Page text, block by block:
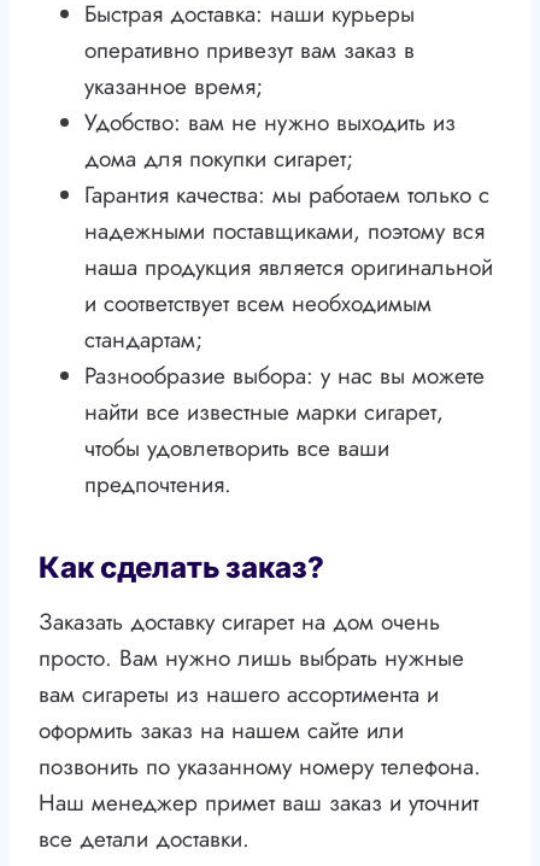
Быстрая доставка: наши курьеры
оперативно привезут вам заказ в
указанное время;
Удобство: вам не нужно выходить из
дома для покупки сигарет;
Гарантия качества: мы работаем только с
надежными поставщиками, поэтому вся
наша продукция является оригинальной
и соответствует всем необходимым
стандартам;
Разнообразие выбора: у нас вы можете
найти все известные марки сигарет,
чтобы удовлетворить все ваши
предпочтения.
Как сделать заказ?
Заказать доставку сигарет на дом очень
просто. Вам нужно лишь выбрать нужные
вам сигареты из нашего ассортимента и
оформить заказ на нашем сайте или
позвонить по указанному номеру телефона.
Наш менеджер примет ваш заказ и уточнит
все детали доставки.